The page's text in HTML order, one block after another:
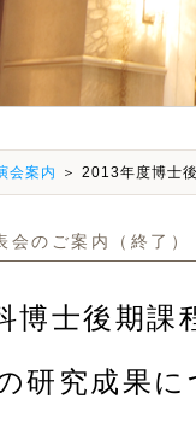
会案内 ＞ 2013年度博士
のご案内（終了）
博士後期課
研究成果